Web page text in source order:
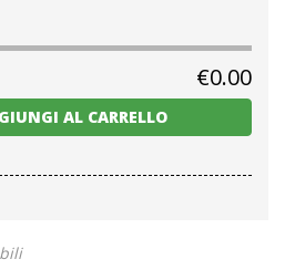
€0.00
AL CARRELLO